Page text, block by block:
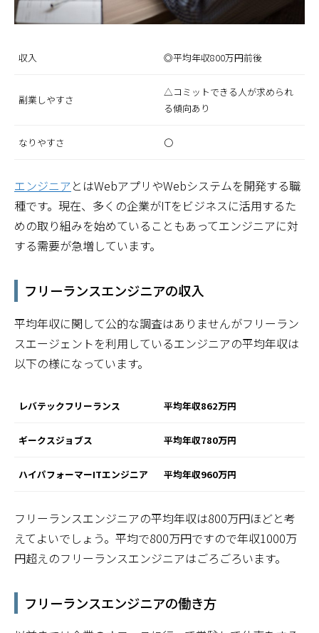
収入 ◎平均年収800万円前後
副業しやすさ
△コミットできる人が求められ
る傾向あり
なりやすさ 〇
エンジニアとはWebアプリやWebシステムを開発する職
種です。現在、多くの企業がITをビジネスに活用するた
めの取り組みを始めていることもあってエンジニアに対
する需要が急増しています。
フリーランスエンジニアの収入
平均年収に関して公的な調査はありませんがフリーラン
スエージェントを利用しているエンジニアの平均年収は
以下の様になっています。
レバテックフリーランス 平均年収862万円
ギークスジョブス 平均年収780万円
ハイパフォーマーITエンジニア 平均年収960万円
フリーランスエンジニアの平均年収は800万円ほどと考
えてよいでしょう。平均で800万円ですので年収1000万
円超えのフリーランスエンジニアはごろごろいます。
フリーランスエンジニアの働き方